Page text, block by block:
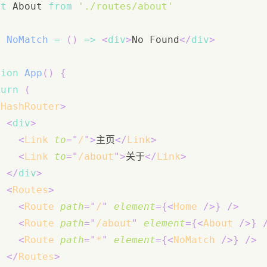
About from './routes/about'
NoMatch = ( ) => <div>No Found</div>
App ( )
{
(
HashRouter>
<div>
<Link to=" / ">主页</Link>
<Link to=" /about ">关于</Link>
</div>
<Routes>
<Route path=" / " element={<Home />}
/>
<Route path=" /about " element={<About />}
<Route path=" * " element={<NoMatch />}
/>
</Routes>